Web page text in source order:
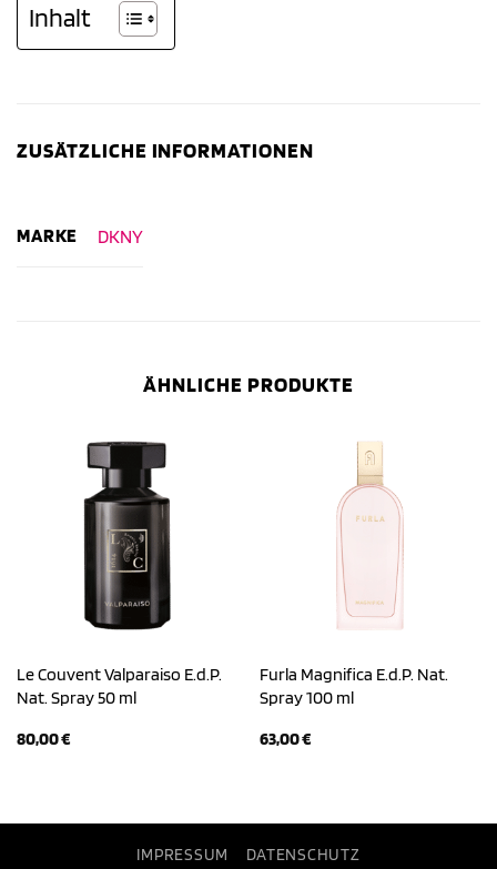
Inhalt
ZUSÄTZLICHE INFORMATIONEN
MARKE DKNY
ÄHNLICHE PRODUKTE
Le Couvent Valparaiso E.d.P.
Nat. Spray 50 ml
80,00€
Furla Magnifica E.d.P. Nat.
Spray 100 ml
63,00€
IMPRESSUM DATENSCHUTZ